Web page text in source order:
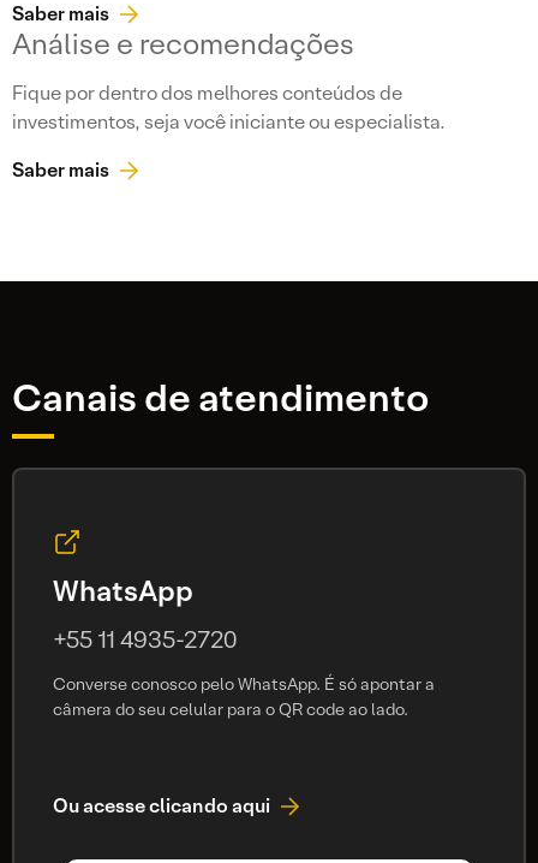
Saber mais
Análise e recomendações
Fique por dentro dos melhores conteúdos de
investimentos, seja você iniciante ou especialista.
Saber mais
Canais de atendimento
WhatsApp
+55 11 4935-2720
Converse conosco pelo WhatsApp. É só apontar a
câmera do seu celular para o QR code ao lado.
Ou acesse clicando aqui